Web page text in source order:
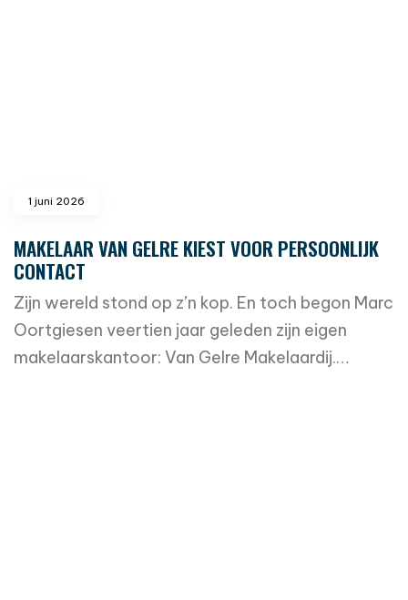
1 juni 2026
MAKELAAR VAN GELRE KIEST VOOR PERSOONLIJK
CONTACT
Zijn wereld stond op z’n kop. En toch begon Marc
Oortgiesen veertien jaar geleden zijn eigen
makelaarskantoor: Van Gelre Makelaardij.…